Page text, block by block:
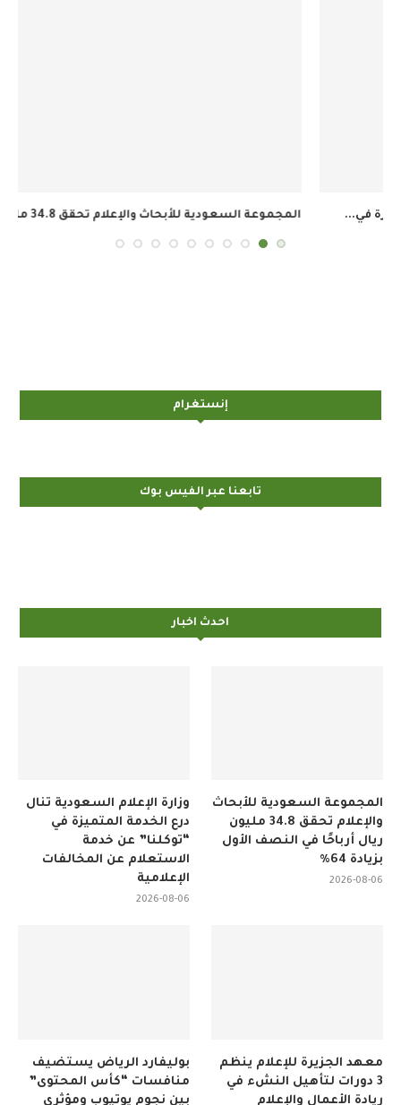
المجموعة السعودية للأبحاث والإعلام تحقق 34.8 مليون ريال...
إنستغرام
تابعنا عبر الفيس بوك
احدث اخبار
وزارة الإعلام السعودية تنال
درع الخدمة المتميزة في
“توكلنا” عن خدمة
الاستعلام عن المخالفات
الإعلامية
2026-08-06
المجموعة السعودية للأبحاث
والإعلام تحقق 34.8 مليون
ريال أرباحًا في النصف الأول
بزيادة 64%
2026-08-06
بوليفارد الرياض يستضيف
منافسات “كأس المحتوى”
بين نجوم يوتيوب ومؤثري
معهد الجزيرة للإعلام ينظم
3 دورات لتأهيل النشء في
ريادة الأعمال والإعلام